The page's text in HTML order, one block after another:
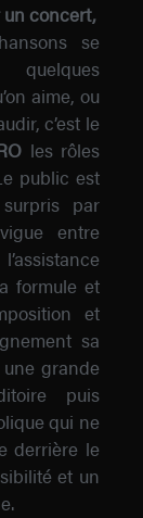
un concert,
se
aime, ou
c’est le
les rôles
public est
par
entre
formule et
et
sa
grande
puis
qui ne
derrière le
et un